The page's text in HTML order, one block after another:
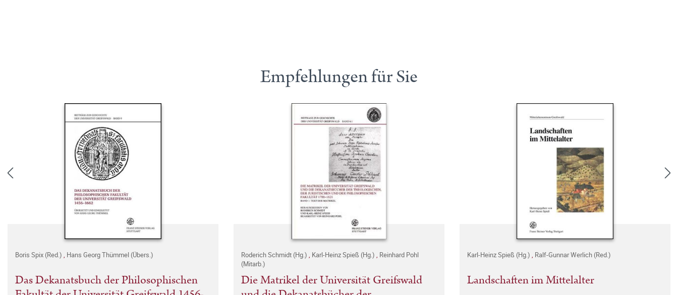
Empfehlungen für Sie
Boris Spix (Red.) , Hans Georg Thümmel (Übers.)
Das Dekanatsbuch der Philosophischen
Roderich Schmidt (Hg.) , Karl-Heinz Spieß (Hg.) , Reinhard Pohl
(Mitarb.)
Die Matrikel der Universität Greifswald
Karl-Heinz Spieß (Hg.) , Ralf-Gunnar Werlich (Red.)
Landschaften im Mittelalter